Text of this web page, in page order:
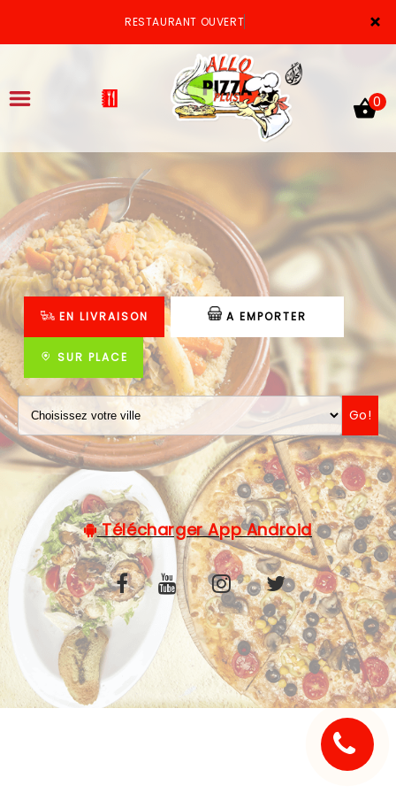
×
RESTAURANT OUVERT
ACCUEIL
LA CARTE
VOTRE COMPTE
NOTRE RESTAURANT
VOS AVIS
MENTIONS LÉGALES
0
EN LIVRAISON A EMPORTER
SUR PLACE
Go!
Télécharger App Android